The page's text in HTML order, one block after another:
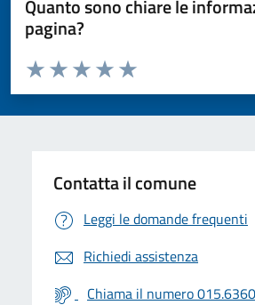
Quanto sono chiare le
pagina?
Valuta da 1 a 5 stelle la pagina
Valuta 5 stelle su 5
Valuta 4 stelle su 5
Valuta 3 stelle su 5
Valuta 2 stelle su 5
Valuta 1 stelle su 5
Contatta il comune
Leggi le domande frequenti
Richiedi assistenza
Chiama il numero